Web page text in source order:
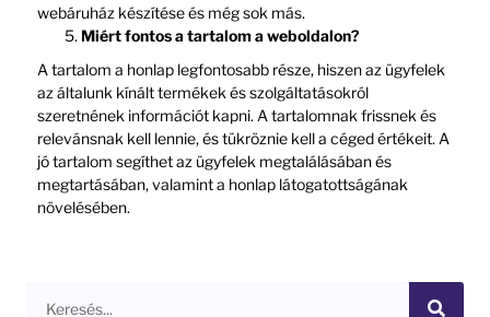
webáruház készítése és még sok más.
Miért fontos a tartalom a weboldalon?
A tartalom a honlap legfontosabb része, hiszen az ügyfelek
az általunk kínált termékek és szolgáltatásokról
szeretnének információt kapni. A tartalomnak frissnek és
relevánsnak kell lennie, és tükröznie kell a céged értékeit. A
jó tartalom segíthet az ügyfelek megtalálásában és
megtartásában, valamint a honlap látogatottságának
növelésében.